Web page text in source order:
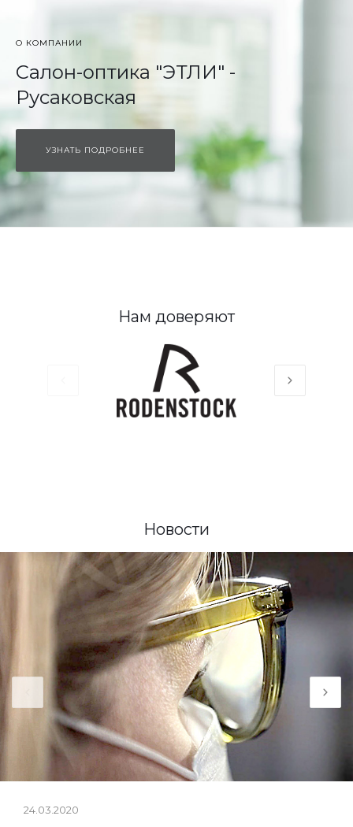
О КОМПАНИИ
Салон-оптика "ЭТЛИ" -
Русаковская
УЗНАТЬ ПОДРОБНЕЕ
Нам доверяют
Новости
24.03.2020